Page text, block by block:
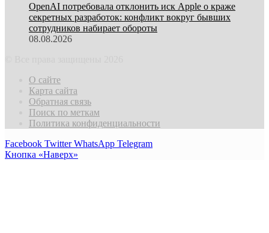
OpenAI потребовала отклонить иск Apple о краже
секретных разработок: конфликт вокруг бывших
сотрудников набирает обороты
08.08.2026
О сайте
Карта сайта
Обратная связь
Поиск по меткам
Политика конфиденциальности
Facebook Twitter WhatsApp Telegram
Кнопка «Наверх»